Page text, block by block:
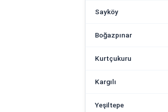
Sayköy
Boğazpınar
Kurtçukuru
Kargılı
Yeşiltepe